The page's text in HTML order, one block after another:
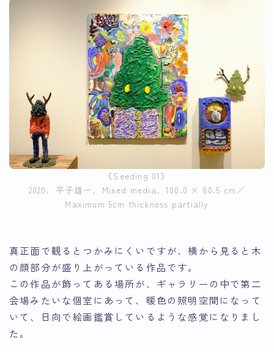
《Seeding 01》
2020、平子雄一、Mixed media、100.0 × 80.5 cm／
Maximum 5cm thickness partially
真正面で観るとつかみにくいですが、横から見ると木
の顔部分が盛り上がっている作品です。
この作品が飾ってある場所が、ギャラリーの中で第二
会場みたいな個室にあって、暖色の照明空間になって
いて、日向で絵画鑑賞しているような感覚になりまし
た。